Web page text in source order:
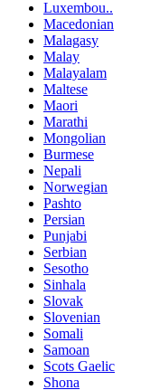
Luxembou..
Macedonian
Malagasy
Malay
Malayalam
Maltese
Maori
Marathi
Mongolian
Burmese
Nepali
Norwegian
Pashto
Persian
Punjabi
Serbian
Sesotho
Sinhala
Slovak
Slovenian
Somali
Samoan
Scots Gaelic
Shona